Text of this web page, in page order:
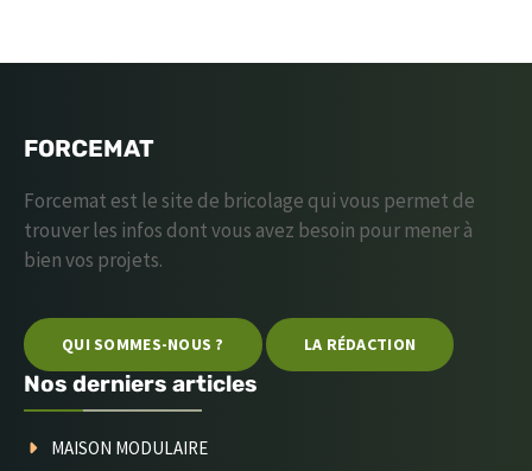
FORCEMAT
Forcemat est le site de bricolage qui vous permet de
trouver les infos dont vous avez besoin pour mener à
bien vos projets.
QUI SOMMES-NOUS ? LA RÉDACTION
Nos derniers articles
MAISON MODULAIRE